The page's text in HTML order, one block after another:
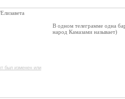
был изменен или
В одном телеграмме одна
народ Камазами называет)